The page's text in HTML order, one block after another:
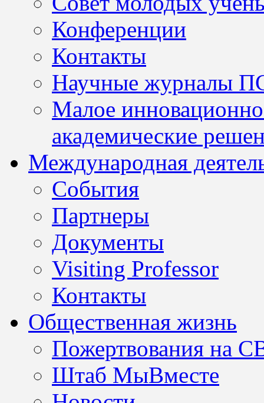
Конференции
Контакты
Научные журналы
Малое
академические
Международная
События
Партнеры
Документы
Visiting Professor
Контакты
Общественная жизнь
Пожертвования на
Штаб МыВместе